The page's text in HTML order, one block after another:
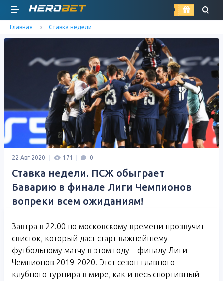
найти
Главная Ставка недели
22 Авг 2020 171 0
Ставка недели. ПСЖ обыграет
Баварию в финале Лиги Чемпионов
вопреки всем ожиданиям!
Завтра в 22.00 по московскому времени прозвучит
свисток, который даст старт важнейшему
футбольному матчу в этом году – финалу Лиги
Чемпионов 2019-2020! Этот сезон главного
клубного турнира в мире, как и весь спортивный